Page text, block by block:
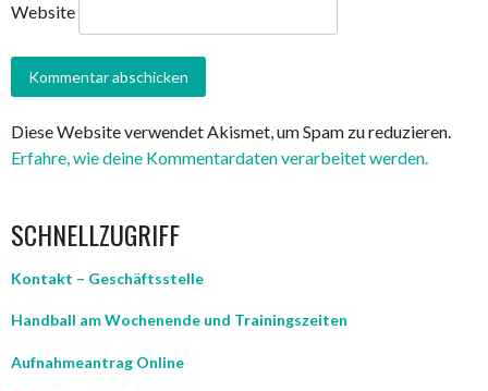
Website
Diese Website verwendet Akismet, um Spam zu reduzieren.
Erfahre, wie deine Kommentardaten verarbeitet werden.
SCHNELLZUGRIFF
Kontakt – Geschäftsstelle
Handball am Wochenende und Trainingszeiten
Aufnahmeantrag Online